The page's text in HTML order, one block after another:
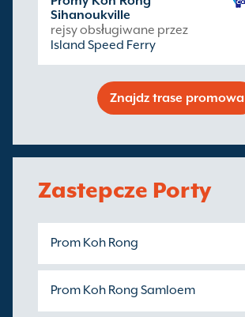
Sihanoukville
rejsy obsługiwane przez
Island Speed Ferry
Znajdz trase promowa
Zastepcze Porty
Prom Koh Rong
Prom Koh Rong Samloem